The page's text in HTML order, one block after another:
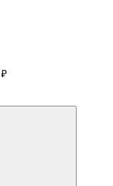
₽